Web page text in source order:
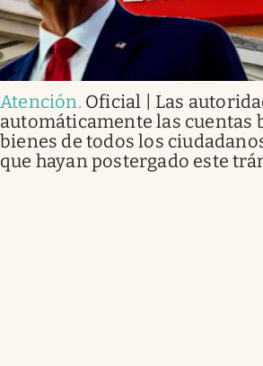
Atención. Oficial | Las
automáticamente las cuentas
bienes de todos los
que hayan postergado este